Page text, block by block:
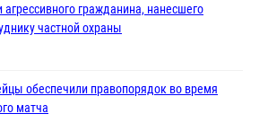
гражданина, нанесшего
частной охраны
обеспечили правопорядок во время
матча